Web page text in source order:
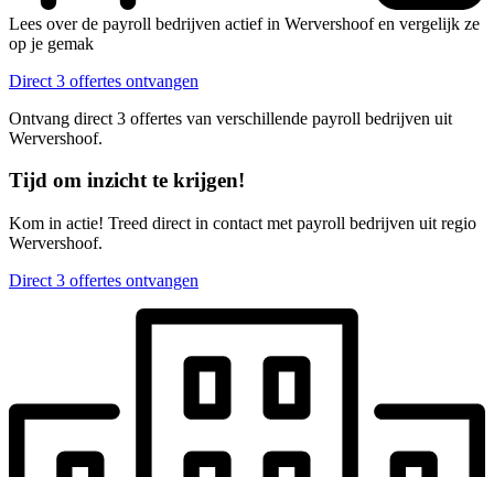
Lees over de payroll bedrijven actief in Wervershoof en vergelijk ze
op je gemak
Direct 3 offertes ontvangen
Ontvang direct 3 offertes van verschillende payroll bedrijven uit
Wervershoof.
Tijd om inzicht te krijgen!
Kom in actie! Treed direct in contact met payroll bedrijven uit regio
Wervershoof.
Direct 3 offertes ontvangen